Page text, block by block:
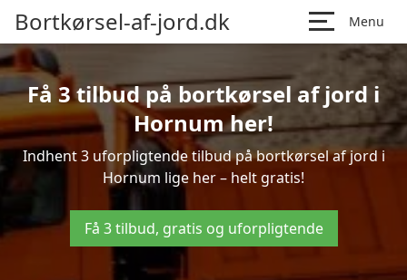
Bortkørsel-af-jord.dk Menu
Få 3 tilbud på bortkørsel af jord i
Hornum her!
Indhent 3 uforpligtende tilbud på bortkørsel af jord i
Hornum lige her – helt gratis!
Få 3 tilbud, gratis og uforpligtende